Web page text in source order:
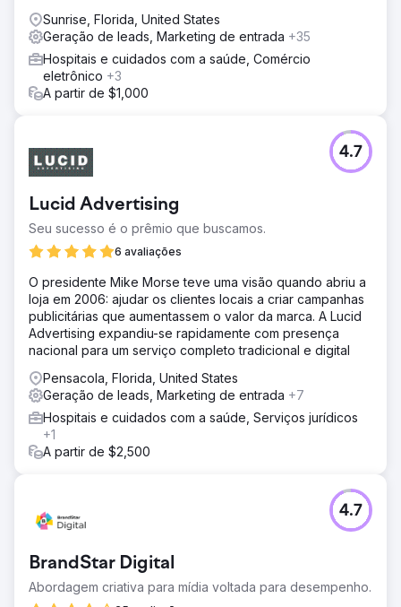
Sunrise, Florida, United States
Geração de leads, Marketing de entrada +35
Hospitais e cuidados com a saúde, Comércio
eletrônico +3
A partir de $1,000
Lucid Advertising
Seu sucesso é o prêmio que buscamos.
6 avaliações
4.7
O presidente Mike Morse teve uma visão quando abriu a
loja em 2006: ajudar os clientes locais a criar campanhas
publicitárias que aumentassem o valor da marca. A Lucid
Advertising expandiu-se rapidamente com presença
nacional para um serviço completo tradicional e digital
Pensacola, Florida, United States
Geração de leads, Marketing de entrada +7
Hospitais e cuidados com a saúde, Serviços jurídicos
+1
A partir de $2,500
BrandStar Digital
Abordagem criativa para mídia voltada para desempenho.
4.7